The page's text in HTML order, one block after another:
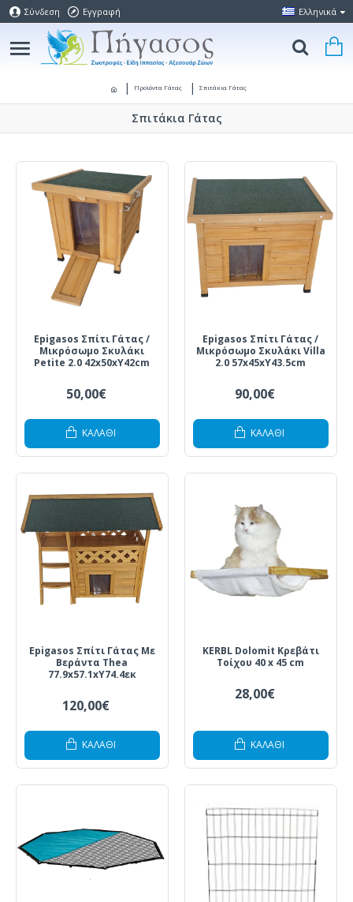
Σύνδεση Εγγραφή Ελληνικά
Προϊόντα Γάτας Σπιτάκια Γάτας
Σπιτάκια Γάτας
Epigasos Σπίτι Γάτας /
Μικρόσωμο Σκυλάκι
Petite 2.0 42x50xΥ42cm
50,00€
ΚΑΛΆΘΙ
Epigasos Σπίτι Γάτας /
Μικρόσωμο Σκυλάκι Villa
2.0 57x45xΥ43.5cm
90,00€
ΚΑΛΆΘΙ
Epigasos Σπίτι Γάτας Με
Βεράντα Thea
77.9x57.1xY74.4εκ
120,00€
ΚΑΛΆΘΙ
KERBL Dolomit Κρεβάτι
Τοίχου 40 x 45 cm
28,00€
ΚΑΛΆΘΙ